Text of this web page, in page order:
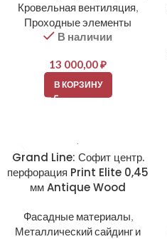
Кровельная вентиляция,
Проходные элементы
В наличии
13 000,00₽
В КОРЗИНУ
Grand Line: Софит центр.
перфорация Print Elite 0,45
мм Antique Wood
Фасадные материалы,
Металлический сайдинг и